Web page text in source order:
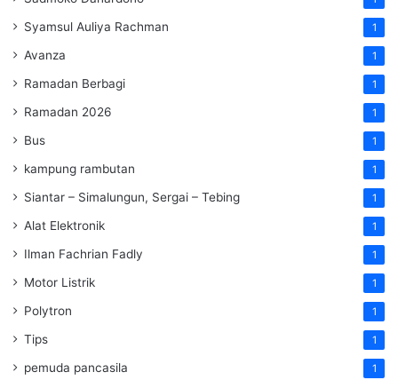
Syamsul Auliya Rachman 1
Avanza 1
Ramadan Berbagi 1
Ramadan 2026 1
Bus 1
kampung rambutan 1
Siantar – Simalungun, Sergai – Tebing 1
Alat Elektronik 1
Ilman Fachrian Fadly 1
Motor Listrik 1
Polytron 1
Tips 1
pemuda pancasila 1